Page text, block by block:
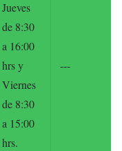
Jueves
de 8:30
a 16:00
hrs y
Viernes
de 8:30
a 15:00
hrs.
---